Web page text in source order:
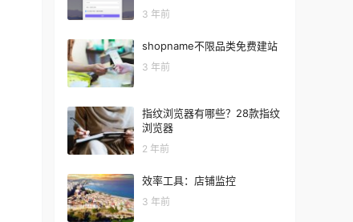
3 年前
shopname不限品类免费建站
3 年前
指纹浏览器有哪些？28款指纹
浏览器
2 年前
效率工具：店铺监控
3 年前